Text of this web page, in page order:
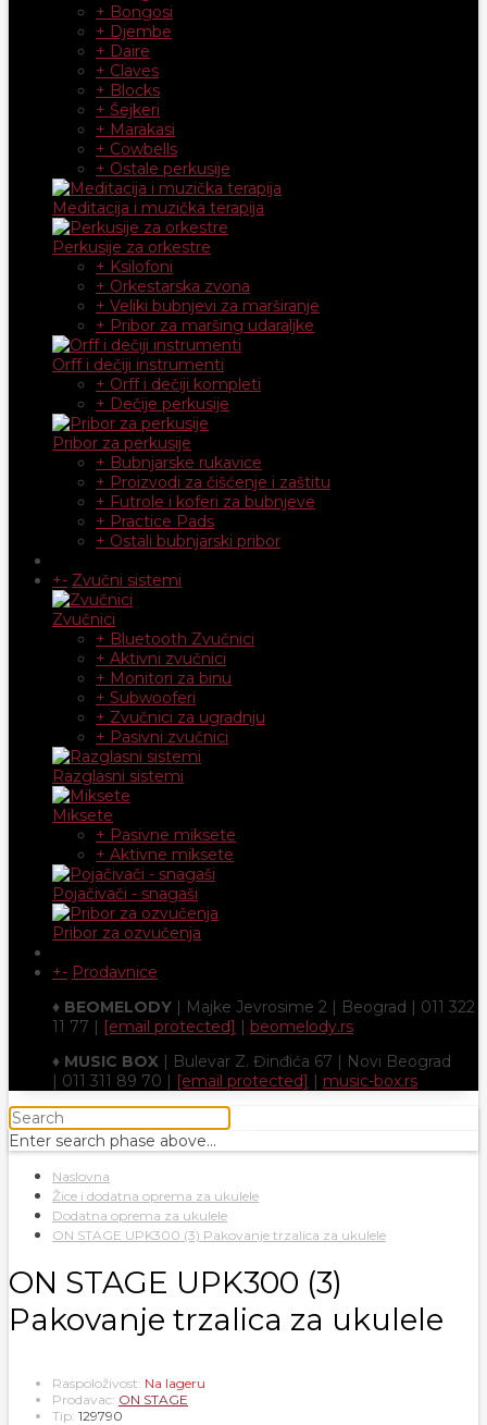
+ Bongosi
+ Djembe
+ Daire
+ Claves
+ Blocks
+ Šejkeri
+ Marakasi
+ Cowbells
+ Ostale perkusije
Meditacija i muzička terapija
Perkusije za orkestre
+ Ksilofoni
+ Orkestarska zvona
+ Veliki bubnjevi za marširanje
+ Pribor za maršing udaraljke
Orff i dečiji instrumenti
+ Orff i dečiji kompleti
+ Dečije perkusije
Pribor za perkusije
+ Bubnjarske rukavice
+ Proizvodi za čišćenje i zaštitu
+ Futrole i koferi za bubnjeve
+ Practice Pads
+ Ostali bubnjarski pribor
+- Zvučni sistemi
Zvučnici
+ Bluetooth Zvučnici
+ Aktivni zvučnici
+ Monitori za binu
+ Subwooferi
+ Zvučnici za ugradnju
+ Pasivni zvučnici
Razglasni sistemi
Miksete
+ Pasivne miksete
+ Aktivne miksete
Pojačivači - snagaši
Pribor za ozvučenja
+- Prodavnice
♦ BEOMELODY | Majke Jevrosime 2 | Beograd | 011 322
11 77 | [email protected] | beomelody.rs
♦ MUSIC BOX | Bulevar Z. Đinđića 67 | Novi Beograd
| 011 311 89 70 | [email protected] | music-box.rs
Enter search phase above...
Naslovna
Žice i dodatna oprema za ukulele
Dodatna oprema za ukulele
ON STAGE UPK300 (3) Pakovanje trzalica za ukulele
ON STAGE UPK300 (3)
Pakovanje trzalica za ukulele
Raspoloživost: Na lageru
Prodavac: ON STAGE
Tip: 129790